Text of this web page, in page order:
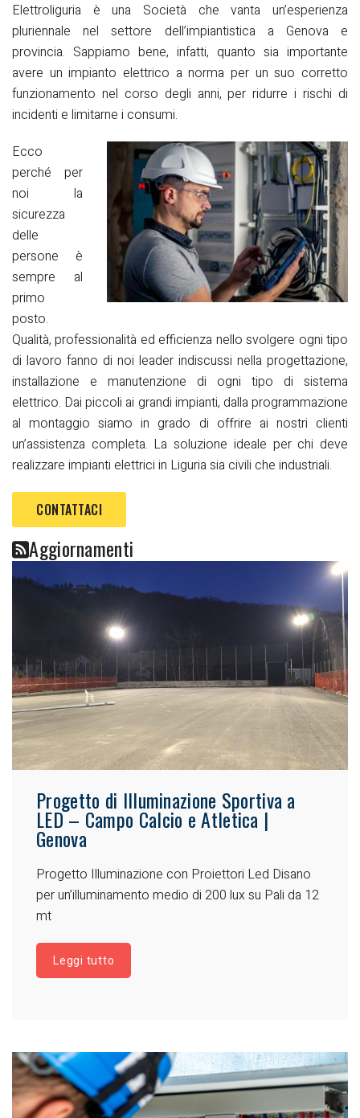
Elettroliguria è una Società che vanta un’esperienza
pluriennale nel settore dell’impiantistica a Genova e
provincia. Sappiamo bene, infatti, quanto sia importante
avere un impianto elettrico a norma per un suo corretto
funzionamento nel corso degli anni, per ridurre i rischi di
incidenti e limitarne i consumi.
Ecco
perché per
noi la
sicurezza
delle
persone è
sempre al
primo
posto.
Qualità, professionalità ed efficienza nello svolgere ogni tipo
di lavoro fanno di noi leader indiscussi nella progettazione,
installazione e manutenzione di ogni tipo di sistema
elettrico. Dai piccoli ai grandi impianti, dalla programmazione
al montaggio siamo in grado di offrire ai nostri clienti
un’assistenza completa. La soluzione ideale per chi deve
realizzare impianti elettrici in Liguria sia civili che industriali.
CONTATTACI
Aggiornamenti
Progetto di Illuminazione Sportiva a
LED – Campo Calcio e Atletica |
Genova
Progetto Illuminazione con Proiettori Led Disano
per un’illuminamento medio di 200 lux su Pali da 12
mt
Leggi tutto